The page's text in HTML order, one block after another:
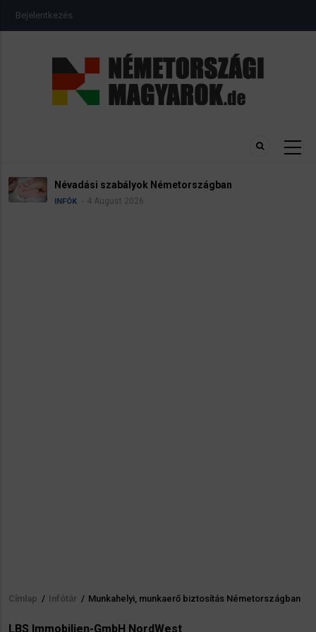
USER
ACCOUNT
Bejelentkezés
Névadási szabályok Németországban
INFÓK 4 August 2026
Morzsa
Címlap / Infótár / Munkahelyi, munkaerő biztosítás Németországban
LBS Immobilien-GmbH NordWest